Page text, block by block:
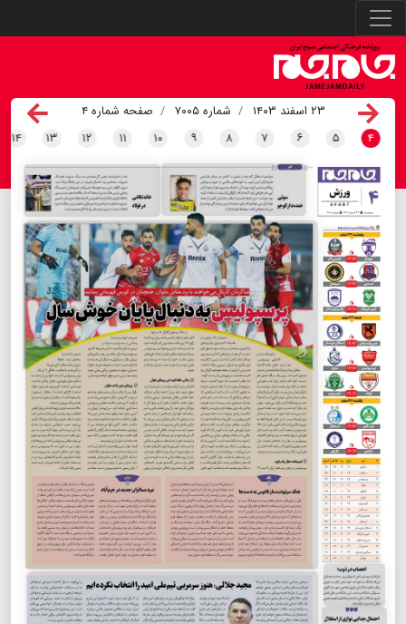
۲۳ اسفند ۱۴۰۳ شماره ۷۰۰۵
صفحه شماره ۴
۴ ۵ ۶ ۷ ۸ ۹ ۱۰ ۱۱ ۱۲ ۱۳ ۱۴